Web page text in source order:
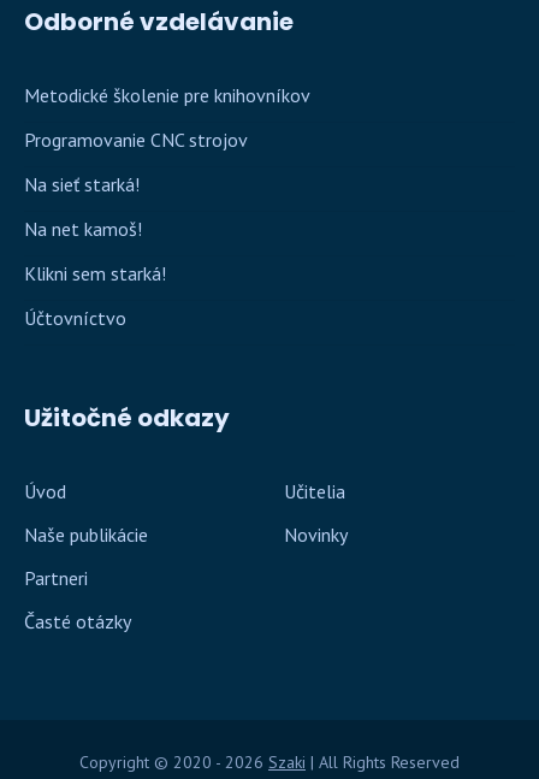
Odborné vzdelávanie
Metodické školenie pre knihovníkov
Programovanie CNC strojov
Na sieť starká!
Na net kamoš!
Klikni sem starká!
Účtovníctvo
Užitočné odkazy
Úvod
Naše publikácie
Partneri
Časté otázky
Učitelia
Novinky
Copyright © 2020 - 2026 Szaki | All Rights Reserved